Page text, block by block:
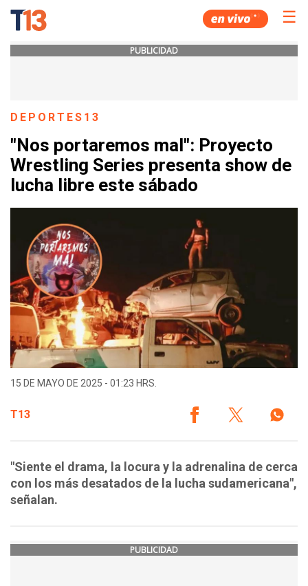
☰
PUBLICIDAD
DEPORTES13
"Nos portaremos mal": Proyecto
Wrestling Series presenta show de
lucha libre este sábado
15 DE MAYO DE 2025 - 01:23 HRS.
T13
"Siente el drama, la locura y la adrenalina de cerca
con los más desatados de la lucha sudamericana",
señalan.
PUBLICIDAD